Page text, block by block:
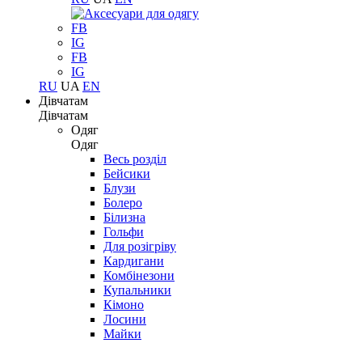
FB
IG
FB
IG
RU UA EN
Дівчатам
Дівчатам
Одяг
Одяг
Весь розділ
Бейсики
Блузи
Болеро
Білизна
Гольфи
Для розігріву
Кардигани
Комбінезони
Купальники
Кімоно
Лосини
Майки